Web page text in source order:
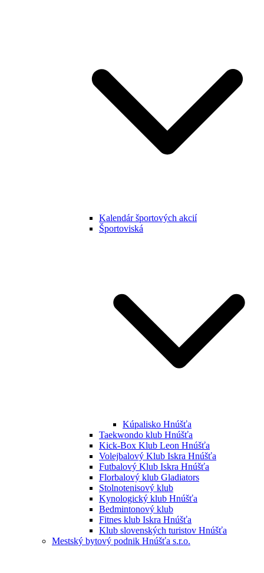
Kalendár športových akcií
Športoviská
Kúpalisko Hnúšťa
Taekwondo klub Hnúšťa
Kick-Box Klub Leon Hnúšťa
Volejbalový Klub Iskra Hnúšťa
Futbalový Klub Iskra Hnúšťa
Florbalový klub Gladiators
Stolnotenisový klub
Kynologický klub Hnúšťa
Bedmintonový klub
Fitnes klub Iskra Hnúšťa
Klub slovenských turistov Hnúšťa
Mestský bytový podnik Hnúšťa s.r.o.